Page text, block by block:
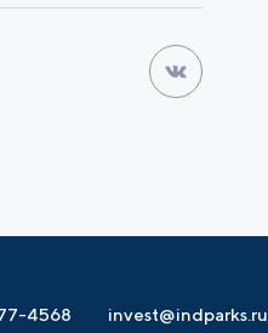
4568 invest@indparks.ru